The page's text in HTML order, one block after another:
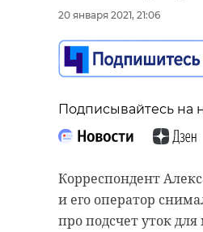
20 января 2021, 21:06
Подписывайтесь на
Корреспондент
и его оператор
про подсчет уток для